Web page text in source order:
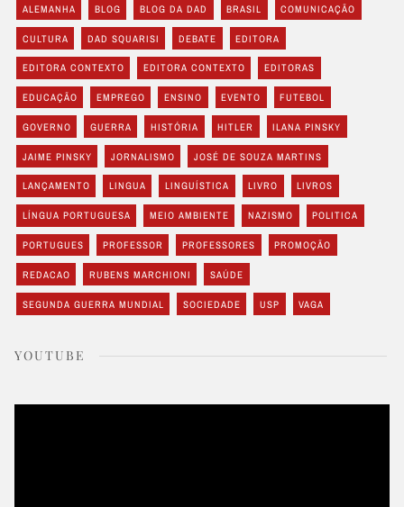
ALEMANHA BLOG BLOG DA DAD BRASIL COMUNICAÇÃO
CULTURA DAD SQUARISI DEBATE EDITORA
EDITORA CONTEXTO EDITORA CONTEXTO EDITORAS
EDUCAÇÃO EMPREGO ENSINO EVENTO FUTEBOL
GOVERNO GUERRA HISTÓRIA HITLER ILANA PINSKY
JAIME PINSKY JORNALISMO JOSÉ DE SOUZA MARTINS
LANÇAMENTO LINGUA LINGUÍSTICA LIVRO LIVROS
LÍNGUA PORTUGUESA MEIO AMBIENTE NAZISMO POLITICA
PORTUGUES PROFESSOR PROFESSORES PROMOÇÃO
REDACAO RUBENS MARCHIONI SAÚDE
SEGUNDA GUERRA MUNDIAL SOCIEDADE USP VAGA
YOUTUBE